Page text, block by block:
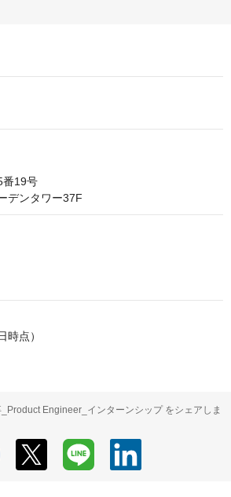
番19号
デンタワー37F
時点）
_Product Engineer_インターンシップ をシェアしま